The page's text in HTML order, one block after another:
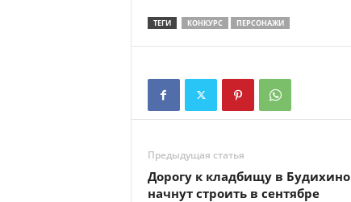
ТЕГИ КОНКУРС ПЕРСОНАЖИ
Предыдущая статья
Дорогу к кладбищу в Будихино
начнут строить в сентябре